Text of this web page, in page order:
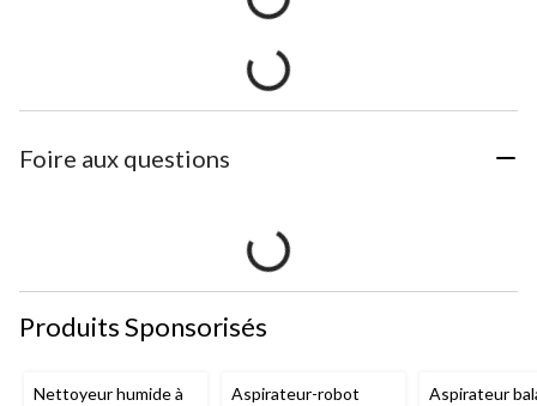
Foire aux questions
Produits Sponsorisés
Nettoyeur humide à
Aspirateur-robot
Aspirateur